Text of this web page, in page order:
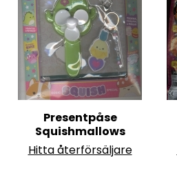
Presentpåse
Squishmallows
Hitta återförsäljare